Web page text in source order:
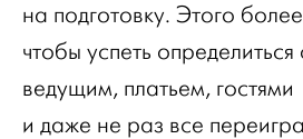
на подготовку. Этого
чтобы успеть
ведущим, платьем, гостями
и даже не раз все